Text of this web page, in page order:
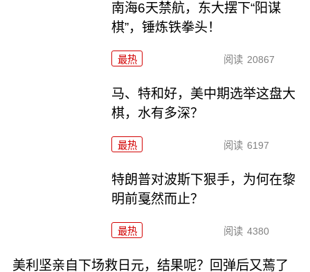
南海6天禁航，东大摆下“阳谋
棋”，锤炼铁拳头！
最热 阅读 20867
马、特和好，美中期选举这盘大
棋，水有多深？
最热 阅读 6197
特朗普对波斯下狠手，为何在黎
明前戛然而止？
最热 阅读 4380
美利坚亲自下场救日元，结果呢？回弹后又蔫了